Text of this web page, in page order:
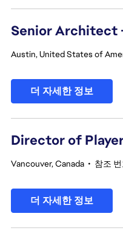
Senior Architect
Austin, United States of
더 자세한 정보
Director of
Vancouver, Canada • 참조
더 자세한 정보